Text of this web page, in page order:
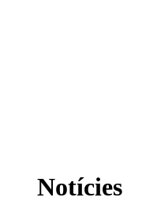
Notícies